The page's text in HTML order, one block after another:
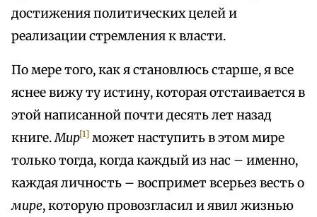
достижения политических целей и
реализации стремления к власти.
По мере того, как я становлюсь старше, я все
яснее вижу ту истину, которая отстаивается в
этой написанной почти десять лет назад
книге.Мир[1] может наступить в этом мире
только тогда, когда каждый из нас – именно,
каждая личность – воспримет всерьез весть о
мире, которую провозгласил и явил жизнью